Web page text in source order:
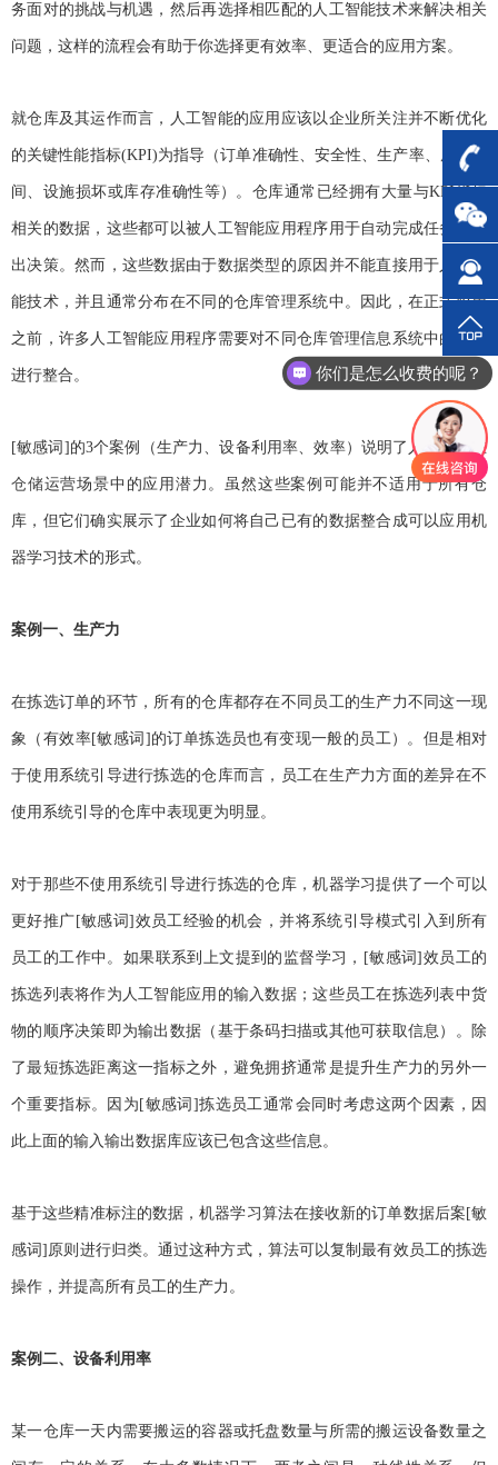
务面对的挑战与机遇，然后再选择相匹配的人工智能技术来解决相关
问题，这样的流程会有助于你选择更有效率、更适合的应用方案。
就仓库及其运作而言，人工智能的应用应该以企业所关注并不断优化
的关键性能指标(KPI)为指导（订单准确性、安全性、生产率、履行时
间、设施损坏或库存准确性等）。仓库通常已经拥有大量与KPI指标
相关的数据，这些都可以被人工智能应用程序用于自动完成任务或做
出决策。然而，这些数据由于数据类型的原因并不能直接用于人工智
能技术，并且通常分布在不同的仓库管理系统中。因此，在正式应用
之前，许多人工智能应用程序需要对不同仓库管理信息系统中的数据
进行整合。
[敏感词]的3个案例（生产力、设备利用率、效率）说明了人工智能在
仓储运营场景中的应用潜力。虽然这些案例可能并不适用于所有仓
库，但它们确实展示了企业如何将自己已有的数据整合成可以应用机
器学习技术的形式。
案例一、生产力
在拣选订单的环节，所有的仓库都存在不同员工的生产力不同这一现
象（有效率[敏感词]的订单拣选员也有变现一般的员工）。但是相对
于使用系统引导进行拣选的仓库而言，员工在生产力方面的差异在不
使用系统引导的仓库中表现更为明显。
对于那些不使用系统引导进行拣选的仓库，机器学习提供了一个可以
更好推广[敏感词]效员工经验的机会，并将系统引导模式引入到所有
员工的工作中。如果联系到上文提到的监督学习，[敏感词]效员工的
拣选列表将作为人工智能应用的输入数据；这些员工在拣选列表中货
物的顺序决策即为输出数据（基于条码扫描或其他可获取信息）。除
了最短拣选距离这一指标之外，避免拥挤通常是提升生产力的另外一
个重要指标。因为[敏感词]拣选员工通常会同时考虑这两个因素，因
此上面的输入输出数据库应该已包含这些信息。
基于这些精准标注的数据，机器学习算法在接收新的订单数据后案[敏
感词]原则进行归类。通过这种方式，算法可以复制最有效员工的拣选
操作，并提高所有员工的生产力。
案例二、设备利用率
某一仓库一天内需要搬运的容器或托盘数量与所需的搬运设备数量之
你们是怎么收费的呢？